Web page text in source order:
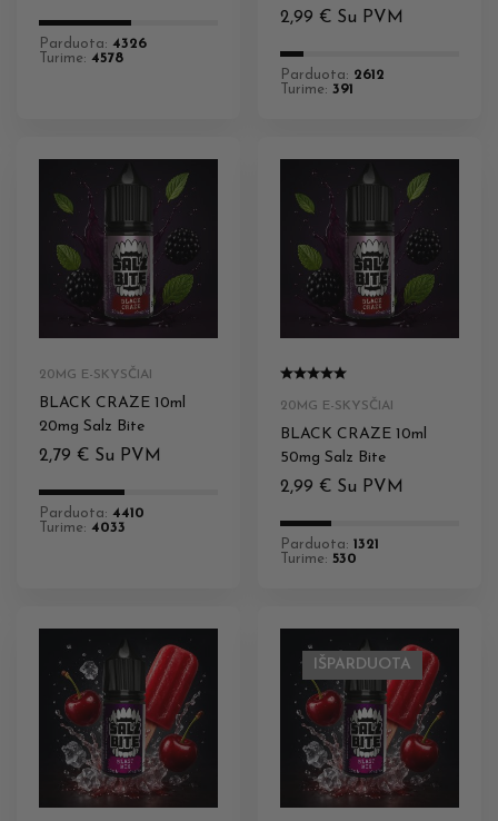
Parduota: 4326
Turime: 4578
2,99 € Su PVM
Parduota: 2612
Turime: 391
20MG E-SKYSČIAI
BLACK CRAZE 10ml
20mg Salz Bite
2,79 € Su PVM
Parduota: 4410
Turime: 4033
20MG E-SKYSČIAI
BLACK CRAZE 10ml
50mg Salz Bite
2,99 € Su PVM
Parduota: 1321
Turime: 530
IŠPARDUOTA